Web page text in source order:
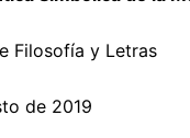
Filosofía y Letras
de 2019